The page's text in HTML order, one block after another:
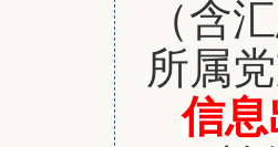
（含
所属
信